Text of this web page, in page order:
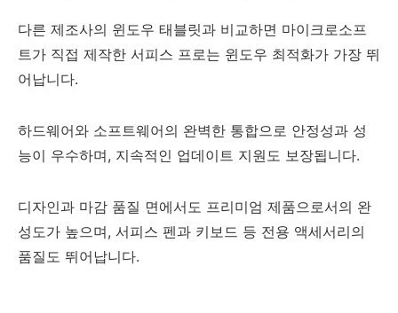
다른 제조사의 윈도우 태블릿과 비교하면 마이크로소프
트가 직접 제작한 서피스 프로는 윈도우 최적화가 가장 뛰
어납니다.
하드웨어와 소프트웨어의 완벽한 통합으로 안정성과 성
능이 우수하며, 지속적인 업데이트 지원도 보장됩니다.
디자인과 마감 품질 면에서도 프리미엄 제품으로서의 완
성도가 높으며, 서피스 펜과 키보드 등 전용 액세서리의
품질도 뛰어납니다.